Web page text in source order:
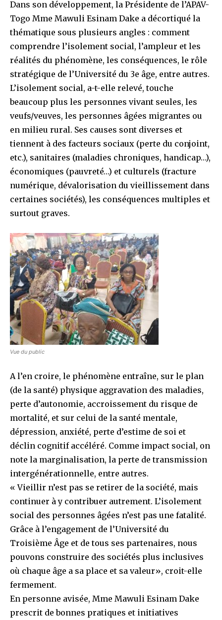
Dans son développement, la Présidente de l’APAV-
Togo Mme Mawuli Esinam Dake a décortiqué la
thématique sous plusieurs angles : comment
comprendre l’isolement social, l’ampleur et les
réalités du phénomène, les conséquences, le rôle
stratégique de l’Université du 3e âge, entre autres.
L’isolement social, a-t-elle relevé, touche
beaucoup plus les personnes vivant seules, les
veufs/veuves, les personnes âgées migrantes ou
en milieu rural. Ses causes sont diverses et
tiennent à des facteurs sociaux (perte du conjoint,
etc.), sanitaires (maladies chroniques, handicap…),
économiques (pauvreté…) et culturels (fracture
numérique, dévalorisation du vieillissement dans
certaines sociétés), les conséquences multiples et
surtout graves.
Vue du public
A l’en croire, le phénomène entraîne, sur le plan
(de la santé) physique aggravation des maladies,
perte d’autonomie, accroissement du risque de
mortalité, et sur celui de la santé mentale,
dépression, anxiété, perte d’estime de soi et
déclin cognitif accéléré. Comme impact social, on
note la marginalisation, la perte de transmission
intergénérationnelle, entre autres.
« Vieillir n’est pas se retirer de la société, mais
continuer à y contribuer autrement. L’isolement
social des personnes âgées n’est pas une fatalité.
Grâce à l’engagement de l’Université du
Troisième Âge et de tous ses partenaires, nous
pouvons construire des sociétés plus inclusives
où chaque âge a sa place et sa valeur», croit-elle
fermement.
En personne avisée, Mme Mawuli Esinam Dake
prescrit de bonnes pratiques et initiatives